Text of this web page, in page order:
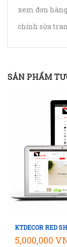
xem đơn hàng
chỉnh sửa
SẢN PHẨM
KTDECOR RED
5,000,000